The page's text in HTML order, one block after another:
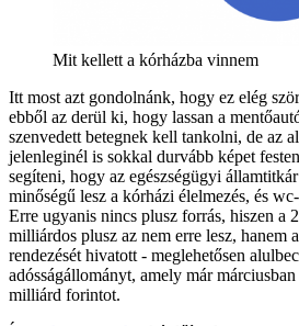
Mit kellett a kórházba vinnem
Itt most azt gondolnánk, hogy ez elég
ebből az derül ki, hogy lassan a
szenvedett betegnek kell tankolni, de az
jelenleginél is sokkal durvább képet
segíteni, hogy az egészségügyi
minőségű lesz a kórházi élelmezés, és
Erre ugyanis nincs plusz forrás, hiszen a
milliárdos plusz az nem erre lesz, hanem
rendezését hivatott - meglehetősen
adósságállományt, amely már
milliárd forintot.